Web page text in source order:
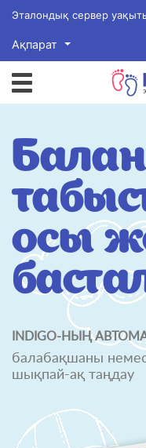
Эталондық сервер
Ақпарат
осы
INDIGO-НЫҢ
балабақшаны
шықпай-ақ таңдау